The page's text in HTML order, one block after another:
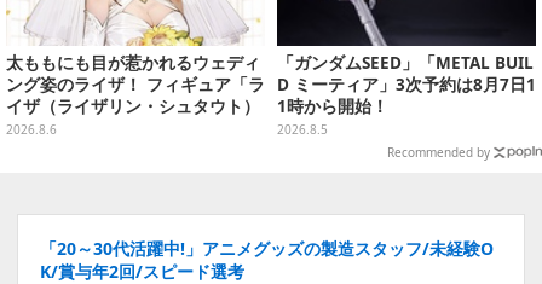
太ももにも目が惹かれるウェディ
ング姿のライザ！ フィギュア「ラ
イザ（ライザリン・シュタウト）
ウェディングStyle」が8月7日よ
2026.8.6
「ガンダムSEED」「METAL BUIL
D ミーティア」3次予約は8月7日1
1時から開始！
2026.8.5
Recommended by
「20～30代活躍中!」アニメグッズの製造スタッフ/未経験O
K/賞与年2回/スピード選考